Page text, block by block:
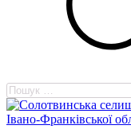
Пошук: